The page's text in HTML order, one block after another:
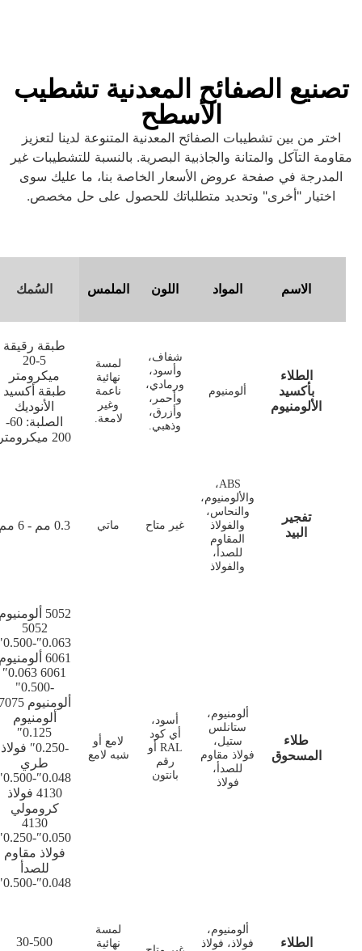
تصنيع الصفائح المعدنية تشطيب
الأسطح
اختر من بين تشطيبات الصفائح المعدنية المتنوعة لدينا لتعزيز
مقاومة التآكل والمتانة والجاذبية البصرية. بالنسبة للتشطيبات غير
المدرجة في صفحة عروض الأسعار الخاصة بنا، ما عليك سوى
اختيار "أخرى" وتحديد متطلباتك للحصول على حل مخصص.
الاسم المواد اللون الملمس السُمك
الطلاء
بأكسيد
الألومنيوم
ألومنيوم
شفاف،
وأسود،
ورمادي،
وأحمر،
وأزرق،
وذهبي.
لمسة
نهائية
ناعمة
وغير
لامعة.
طبقة رقيقة
5-20
ميكرومتر
طبقة أكسيد
الأنوديك
الصلبة: 60-
200 ميكرومتر
تفجير
البيد
ABS،
والألومنيوم،
والنحاس،
والفولاذ
المقاوم
للصدأ،
والفولاذ
غير متاح ماتي 0.3 مم - 6 مم
طلاء
المسحوق
ألومنيوم،
ستانلس
ستيل،
فولاذ مقاوم
للصدأ،
فولاذ
أسود،
أي كود
RAL أو
رقم
بانتون
لامع أو
شبه لامع
5052 ألومنيوم
5052
0.063″-0.500"
6061 ألومنيوم
6061 0.063″
-0.500"
ألومنيوم 7075
ألومنيوم
0.125″
-0.250″ فولاذ
طري
0.048″-0.500"
4130 فولاذ
كرومولي
4130
0.050″-0.250"
فولاذ مقاوم
للصدأ
0.048″-0.500"
الطلاء
ألومنيوم،
فولاذ، فولاذ
لمسة
نهائية
30-500